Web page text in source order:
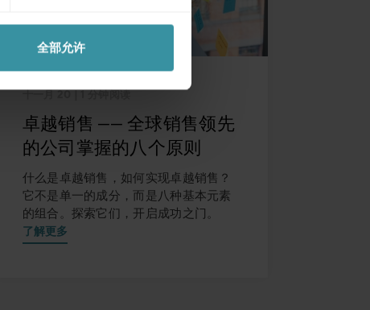
全部允许
卓越销售 —— 全球销售领先
的公司掌握的八个原则
什么是卓越销售，如何实现卓越销售？
它不是单一的成分，而是八种基本元素
的组合。探索它们，开启成功之门。
了解更多